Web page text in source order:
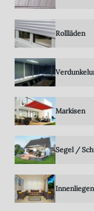
Rollläden
Markisen
Segel /